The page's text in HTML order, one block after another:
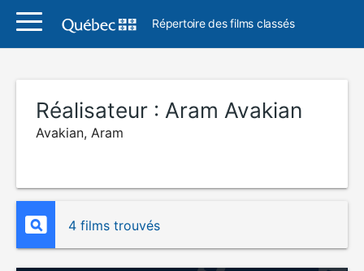
Répertoire des films classés
Réalisateur : Aram Avakian
Avakian, Aram
4 films trouvés